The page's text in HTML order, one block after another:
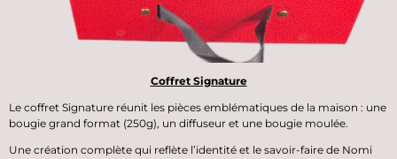
Coffret Signature
Le coffret Signature réunit les pièces emblématiques de la maison : une
bougie grand format (250g), un diffuseur et une bougie moulée.
Une création complète qui reflète l’identité et le savoir-faire de Nomi